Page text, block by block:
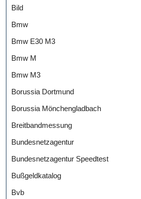
Bild
Bmw
Bmw E30 M3
Bmw M
Bmw M3
Borussia Dortmund
Borussia Mönchengladbach
Breitbandmessung
Bundesnetzagentur
Bundesnetzagentur Speedtest
Bußgeldkatalog
Bvb